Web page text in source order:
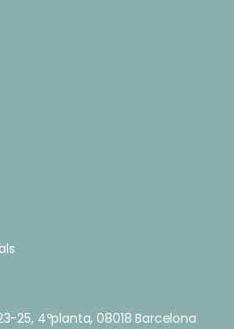
25, 4ºplanta, 08018 Barcelona